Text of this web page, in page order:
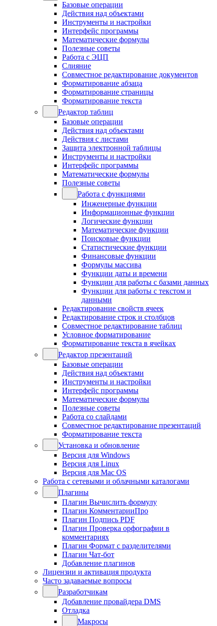
Базовые операции
Действия над объектами
Инструменты и настройки
Интерфейс программы
Математические формулы
Полезные советы
Работа с ЭЦП
Слияние
Совместное редактирование документов
Форматирование абзаца
Форматирование страницы
Форматирование текста
Редактор таблиц
Базовые операции
Действия над объектами
Действия с листами
Защита электронной таблицы
Инструменты и настройки
Интерфейс программы
Математические формулы
Полезные советы
Работа с функциями
Инженерные функции
Информационные функции
Логические функции
Математические функции
Поисковые функции
Статистические функции
Финансовые функции
Формулы массива
Функции даты и времени
Функции для работы с базами данных
Функции для работы с текстом и
данными
Редактирование свойств ячеек
Редактирование строк и столбцов
Совместное редактирование таблиц
Условное форматирование
Форматирование текста в ячейках
Редактор презентаций
Базовые операции
Действия над объектами
Инструменты и настройки
Интерфейс программы
Математические формулы
Полезные советы
Работа со слайдами
Совместное редактирование презентаций
Форматирование текста
Установка и обновление
Версия для Windows
Версия для Linux
Версия для Mac OS
Работа с сетевыми и облачными каталогами
Плагины
Плагин Вычислить формулу
Плагин КомментарииПро
Плагин Подпись PDF
Плагин Проверка орфографии в
комментариях
Плагин Формат с разделителями
Плагин Чат-бот
Добавление плагинов
Лицензии и активация продукта
Часто задаваемые вопросы
Разработчикам
Добавление провайдера DMS
Отладка
Макросы